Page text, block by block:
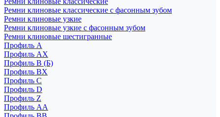
Ремни клиновые классические с фасонным зубом
Ремни клиновые узкие
Ремни клиновые узкие с фасонным зубом
Ремни клиновые шестигранные
Профиль A
Профиль AX
Профиль B (Б)
Профиль BX
Профиль C
Профиль D
Профиль Z
Профиль АА